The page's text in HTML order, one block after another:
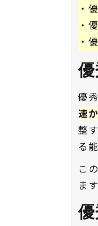
・
・
・
優
速
整
る
こ
ま